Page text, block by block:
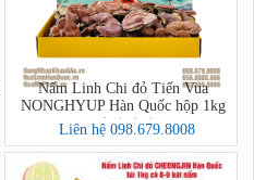
Nấm Linh Chi đỏ Tiến Vua
NONGHYUP Hàn Quốc hộp 1kg
(영지버섯)
Liên hệ 098.679.8008